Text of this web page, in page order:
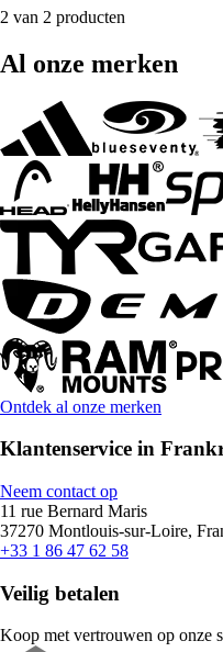
2 van 2 producten
Al onze merken
Ontdek al onze merken
Klantenservice in
Neem contact op
11 rue Bernard Maris
37270 Montlouis-sur-Loire,
+33 1 86 47 62 58
Veilig betalen
Koop met vertrouwen op onze